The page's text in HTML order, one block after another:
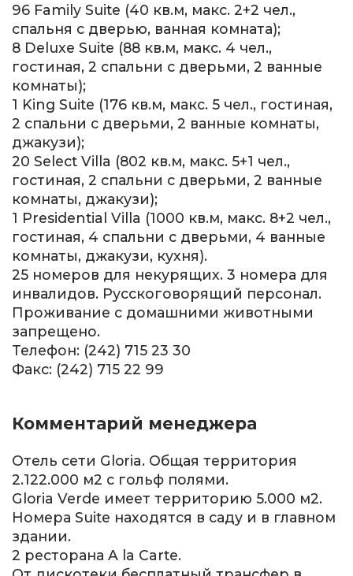
96 Family Suite (40 кв.м, макс. 2+2 чел.,
спальня с дверью, ванная комната);
8 Deluxe Suite (88 кв.м, макс. 4 чел.,
гостиная, 2 спальни с дверьми, 2 ванные
комнаты);
1 King Suite (176 кв.м, макс. 5 чел., гостиная,
2 спальни с дверьми, 2 ванные комнаты,
джакузи);
20 Select Villa (802 кв.м, макс. 5+1 чел.,
гостиная, 2 спальни с дверьми, 2 ванные
комнаты, джакузи);
1 Presidential Villa (1000 кв.м, макс. 8+2 чел.,
гостиная, 4 спальни с дверьми, 4 ванные
комнаты, джакузи, кухня).
25 номеров для некурящих. 3 номера для
инвалидов. Русскоговорящий персонал.
Проживание с домашними животными
запрещено.
Телефон: (242) 715 23 30
Факс: (242) 715 22 99
Комментарий менеджера
Отель сети Gloria. Общая территория
2.122.000 м2 с гольф полями.
Gloria Verde имеет территорию 5.000 м2.
Номера Suite находятся в саду и в главном
здании.
2 ресторана A la Carte.